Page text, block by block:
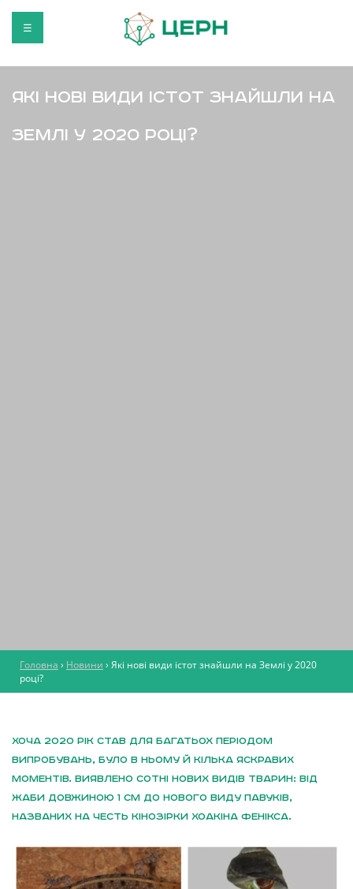
☰
Які нові види істот знайшли на
Землі у 2020 році?
Головна › Новини › Які нові види істот знайшли на Землі у 2020
році?
Хоча 2020 рік став для багатьох періодом
випробувань, було в ньому й кілька яскравих
моментів. Виявлено сотні нових видів тварин: від
жаби довжиною 1 см до нового виду павуків,
названих на честь кінозірки Хоакіна Фенікса.